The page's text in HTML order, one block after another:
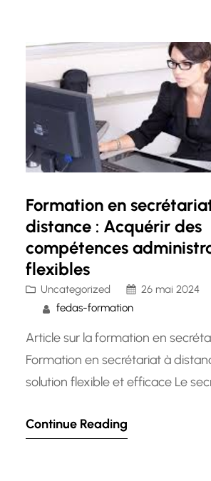
connaissances et compétences
pour protéger efficacement vos…
Formation en
distance : Acquérir des
compétences
flexibles
Uncategorized
26 mai 2024
fedas-formation
Article sur la formation en
Formation en secrétariat à
solution flexible et efficace Le
gestion administrative et la
Continue Reading